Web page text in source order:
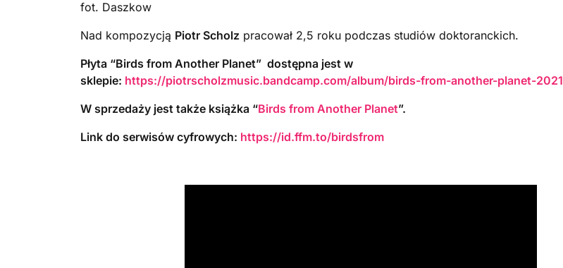
fot. Daszkow
Nad kompozycją Piotr Scholz pracował 2,5 roku podczas studiów doktoranckich.
Płyta “Birds from Another Planet” dostępna jest w
sklepie: https://piotrscholzmusic.bandcamp.com/album/birds-from-another-planet-2021
W sprzedaży jest także książka “Birds from Another Planet”.
Link do serwisów cyfrowych: https://id.ffm.to/birdsfrom